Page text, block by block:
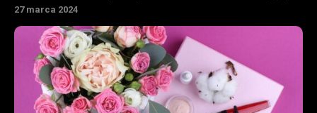
27 marca 2024